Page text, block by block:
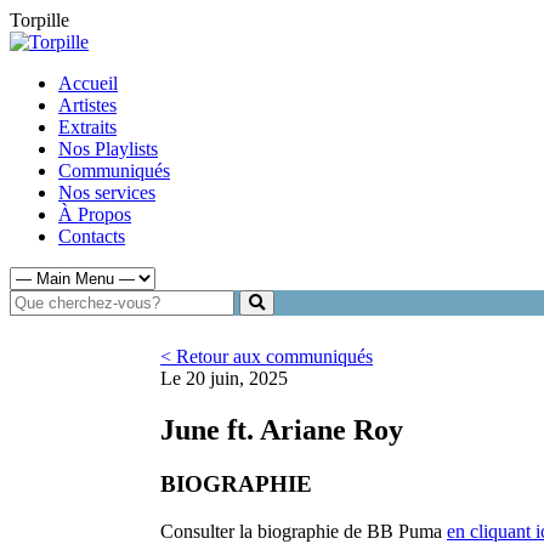
Torpille
Accueil
Artistes
Extraits
Nos Playlists
Communiqués
Nos services
À Propos
Contacts
< Retour aux communiqués
Le 20 juin, 2025
June ft. Ariane Roy
BIOGRAPHIE
Consulter la biographie de BB Puma en cliquant